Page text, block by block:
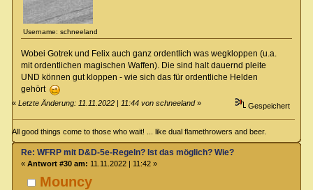
Username: schneeland
Wobei Gotrek und Felix auch ganz ordentlich was wegkloppen (u.a.
mit ordentlichen magischen Waffen). Die sind halt dauernd pleite
UND können gut kloppen - wie sich das für ordentliche Helden
gehört
«Letzte Änderung: 11.11.2022 | 11:44 von schneeland» Gespeichert
All good things come to those who wait! ... like dual flamethrowers and beer.
Mouncy
Re: WFRP mit D&D-5e-Regeln? Ist das möglich? Wie?
« Antwort #30 am: 11.11.2022 | 11:42 »